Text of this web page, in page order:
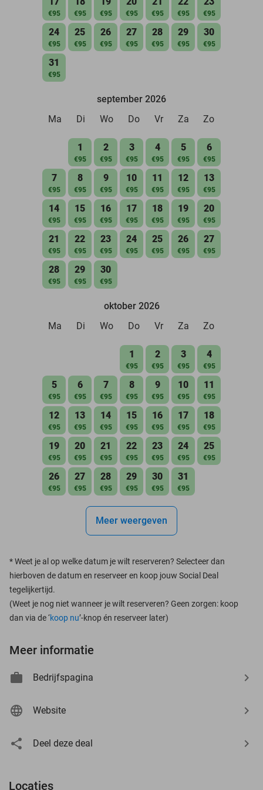
€95 €95 €95 €95 €95 €95 €95
24
€95
25
€95
26
€95
27
€95
28
€95
29
€95
30
€95
31
€95
september 2026
Ma
Di Wo Do Vr Za Zo
1
€95
2
€95
3
€95
4
€95
5
€95
6
€95
7
€95
8
€95
9
€95
10
€95
11
€95
12
€95
13
€95
14
€95
15
€95
16
€95
17
€95
18
€95
19
€95
20
€95
21
€95
22
€95
23
€95
24
€95
25
€95
26
€95
27
€95
28
€95
29
€95
30
€95
oktober 2026
Ma
Di Wo Do Vr Za Zo
1
€95
2
€95
3
€95
4
€95
5
€95
6
€95
7
€95
8
€95
9
€95
10
€95
11
€95
12
€95
13
€95
14
€95
15
€95
16
€95
17
€95
18
€95
19
€95
20
€95
21
€95
22
€95
23
€95
24
€95
25
€95
26
€95
27
€95
28
€95
29
€95
30
€95
31
€95
Meer weergeven
*Weet je al op welke datum je wilt reserveren? Selecteer dan
hierboven de datum en reserveer en koop jouw Social Deal
tegelijkertijd.
(Weet je nog niet wanneer je wilt reserveren? Geen zorgen: koop
dan via de ‘koop nu’-knop én reserveer later)
Meer informatie
Bedrijfspagina
Website
Deel deze deal
Locaties